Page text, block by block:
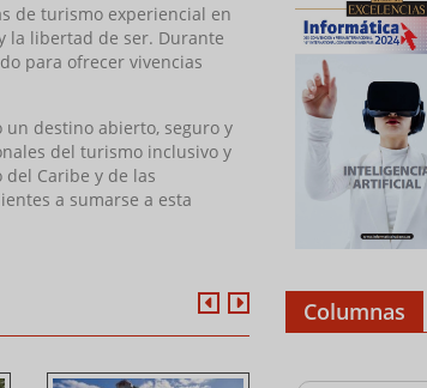
de turismo experiencial en
la libertad de ser. Durante
para ofrecer vivencias
un destino abierto, seguro y
del turismo inclusivo y
Caribe y de las
a sumarse a esta
Columnas